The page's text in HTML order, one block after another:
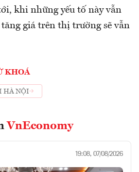
khi những yếu tố này vẫn
giá trên thị trường sẽ vẫn
KHOÁ
HÀ NỘI
VnEconomy
19:08, 07/08/2026